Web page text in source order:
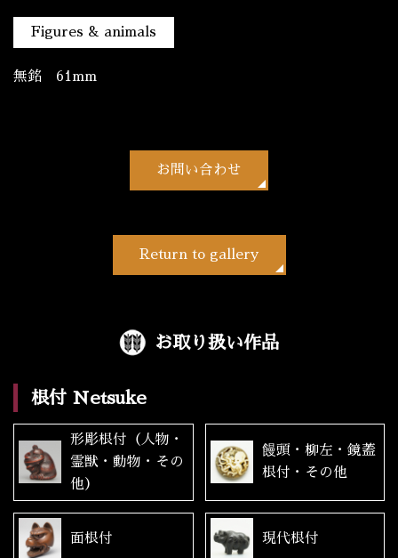
Figures & animals
無銘 61mm
お問い合わせ
Return to gallery
お取り扱い作品
根付 Netsuke
形彫根付（人物・
霊獣・動物・その
他）
饅頭・柳左・鏡蓋
根付・その他
面根付 現代根付